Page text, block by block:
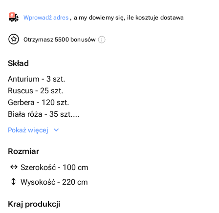
Wprowadź adres , a my dowiemy się, ile kosztuje dostawa
Otrzymasz 5500 bonusów
Skład
Anturium - 3 szt.
Ruscus - 25 szt.
Gerbera - 120 szt.
Biała róża - 35 szt.
биофлор - 7 szt.
Pokaż więcej
Rozmiar
Szerokość - 100 cm
Wysokość - 220 cm
Kraj produkcji